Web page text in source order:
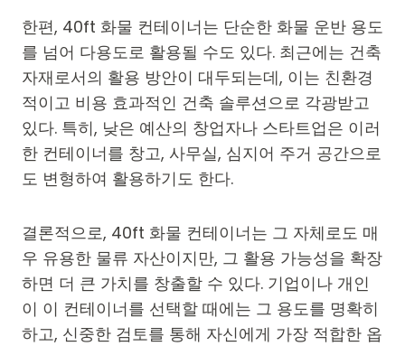
한편, 40ft 화물 컨테이너는 단순한 화물 운반 용도
를 넘어 다용도로 활용될 수도 있다. 최근에는 건축
자재로서의 활용 방안이 대두되는데, 이는 친환경
적이고 비용 효과적인 건축 솔루션으로 각광받고
있다. 특히, 낮은 예산의 창업자나 스타트업은 이러
한 컨테이너를 창고, 사무실, 심지어 주거 공간으로
도 변형하여 활용하기도 한다.
결론적으로, 40ft 화물 컨테이너는 그 자체로도 매
우 유용한 물류 자산이지만, 그 활용 가능성을 확장
하면 더 큰 가치를 창출할 수 있다. 기업이나 개인
이 이 컨테이너를 선택할 때에는 그 용도를 명확히
하고, 신중한 검토를 통해 자신에게 가장 적합한 옵